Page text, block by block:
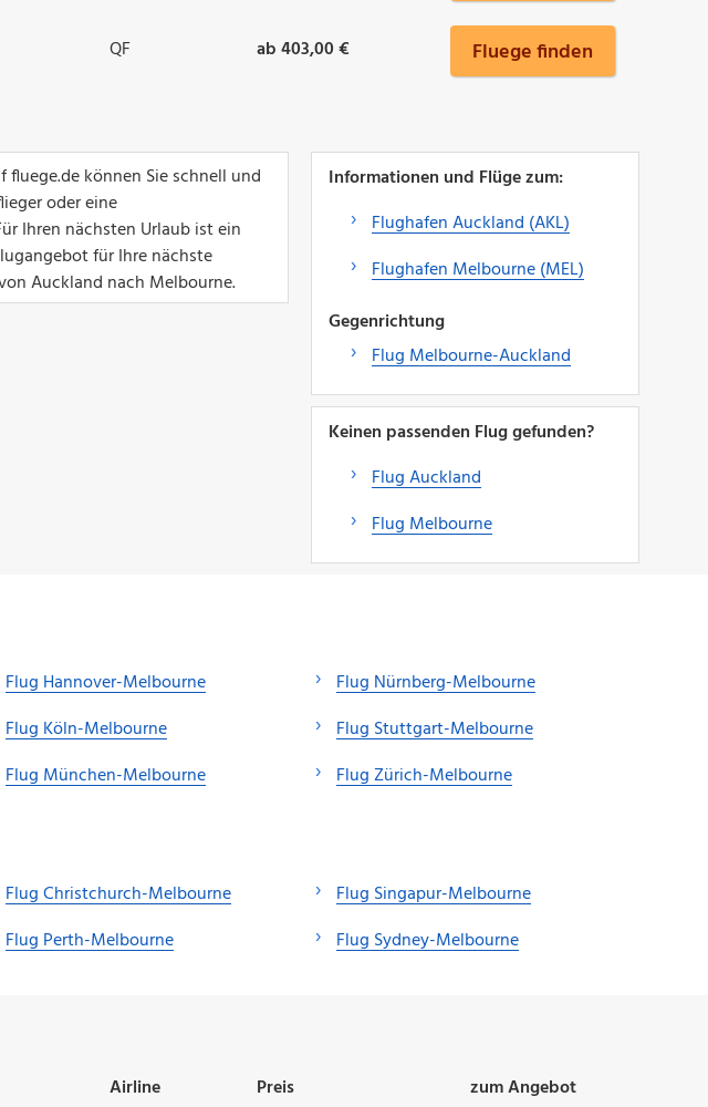
QF ab 403,00 € Fluege finden
können Sie schnell und
oder eine
Ihren nächsten Urlaub ist ein
für Ihre nächste
Auckland nach Melbourne.
Informationen und Flüge zum:
Flughafen Auckland (AKL)
Flughafen Melbourne (MEL)
Gegenrichtung
Flug Melbourne-Auckland
Keinen passenden Flug gefunden?
Flug Auckland
Flug Melbourne
Flug Hannover-Melbourne
Flug Köln-Melbourne
Flug München-Melbourne
Flug Nürnberg-Melbourne
Flug Stuttgart-Melbourne
Flug Zürich-Melbourne
Flug Christchurch-Melbourne
Flug Perth-Melbourne
Flug Singapur-Melbourne
Flug Sydney-Melbourne
Airline Preis
zum Angebot